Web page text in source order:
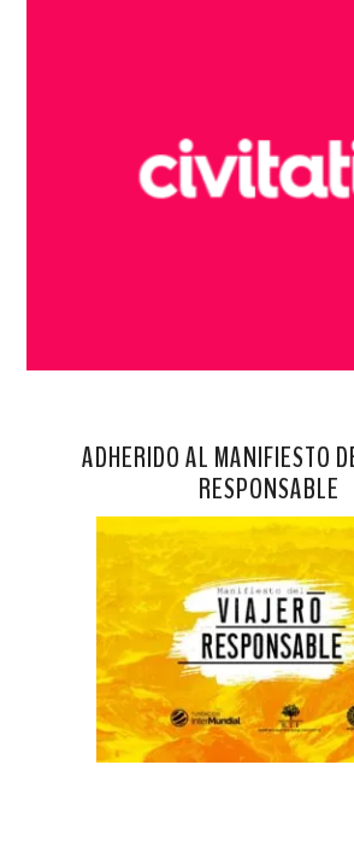
ADHERIDO AL MANIFIESTO
RESPONSABLE